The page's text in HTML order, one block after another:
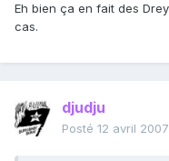
Eh bien ça en fait des
cas.
djudju
Posté 12 avril 2007